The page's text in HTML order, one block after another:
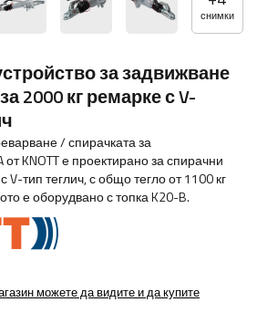
снимки
за задвижване
2000 кг ремарке с V-
/ спирачката за
KNOTT е проектирано за спирачни
V-тип теглич, с общо тегло от 1100 кг
е оборудвано с топка K20-B.
можете да видите и да купите